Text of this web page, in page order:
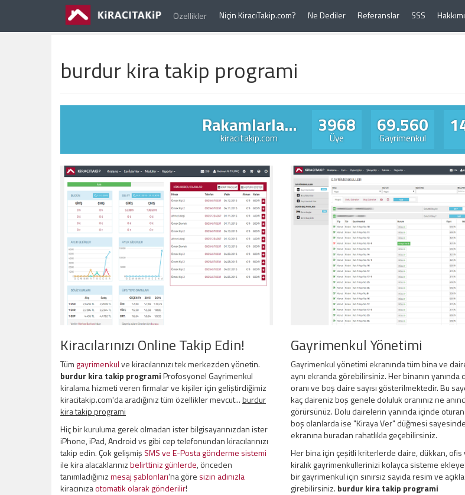
Özellikler Niçin KiracıTakip.com? Ne Dediler Referanslar SSS
burdur kira takip programi
Rakamlarla...
kiracitakip.com
3968
Üye
69.560
Gayrimenkul
Kiracılarınızı Online Takip Edin!
Tüm gayrimenkulve kiracılarınızı tek merkezden yönetin.
burdur kira takip programiProfosyonel Gayrimenkul
kiralama hizmeti veren firmalar ve kişiler için geliştirdiğimiz
kiracitakip.com'da aradığınız tüm özellikler mevcut...burdur
kira takip programi
Hiç bir kuruluma gerek olmadan ister bilgisayarınızdan ister
iPhone, iPad, Android vs gibi cep telefonundan kiracılarınızı
takip edin. Çok gelişmiş SMS ve E-Posta gönderme sistemi
ile kira alacaklarınızbelirttiniz günlerde, önceden
tanımladığınızmesaj şablonları'na göre sizin adınızla
kiracınızaotomatik olarak gönderilir!
Gayrimenkul Yönetimi
Gayrimenkul yönetimi ekranında tüm bina ve
aynı ekranda görebilirsiniz. Her binanın yanında
oranı ve boş daire sayısı gösterilmektedir. Bu
kaç daireniz boş genele doluluk oranınız ne
görürsünüz. Dolu dairelerin yanında içinde oturan
boş olanlarda ise "Kiraya Ver" düğmesi
ekranına buradan rahatlıkla geçebilirsiniz.
Her bina için çeşitli kriterlerde daire, dükkan, ofis
kiralık gayrimenkullerinizi kolayca sisteme
bir gayrimenkul için sınırsız sayıda resim ve
girebilirsiniz. burdur kira takip programi